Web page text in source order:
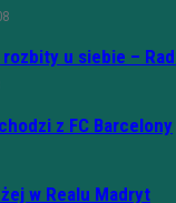
rozbity u siebie –
z FC Barcelony
w Realu Madryt